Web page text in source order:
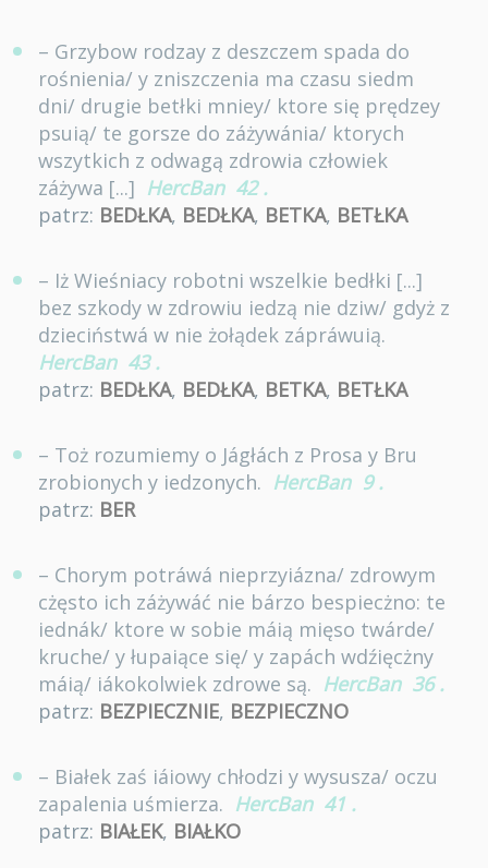
– Grzybow rodzay z deszczem spada do
rośnienia/ y zniszczenia ma czasu siedm
dni/ drugie betłki mniey/ ktore się prędzey
psuią/ te gorsze do záżywánia/ ktorych
wszytkich z odwagą zdrowia człowiek
záżywa [...] HercBan 42 .
patrz: BEDŁKA, BEDŁKA, BETKA, BETŁKA
– Iż Wieśniacy robotni wszelkie bedłki [...]
bez szkody w zdrowiu iedzą nie dziw/ gdyż z
dzieciństwá w nie żołądek zápráwuią.
HercBan 43 .
patrz: BEDŁKA, BEDŁKA, BETKA, BETŁKA
– Toż rozumiemy o Jágłách z Prosa y Bru
zrobionych y iedzonych. HercBan 9 .
patrz: BER
– Chorym potráwá nieprzyiázna/ zdrowym
cżęsto ich záżywáć nie bárzo bespiecżno: te
iednák/ ktore w sobie máią mięso twárde/
kruche/ y łupaiące się/ y zapách wdźięcżny
máią/ iákokolwiek zdrowe są. HercBan 36 .
patrz: BEZPIECZNIE, BEZPIECZNO
– Białek zaś iáiowy chłodzi y wysusza/ oczu
zapalenia uśmierza. HercBan 41 .
patrz: BIAŁEK, BIAŁKO